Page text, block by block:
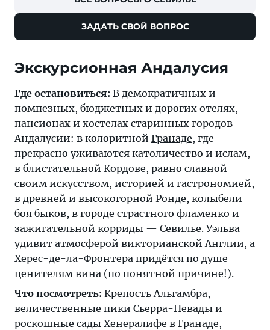
ЗАДАТЬ СВОЙ ВОПРОС
Экскурсионная Андалусия
Где остановиться: В демократичных и
помпезных, бюджетных и дорогих отелях,
пансионах и хостелах старинных городов
Андалусии: в колоритной Гранаде, где
прекрасно уживаются католичество и ислам,
в блистательной Кордове, равно славной
своим искусством, историей и гастрономией,
в древней и высокогорной Ронде, колыбели
боя быков, в городе страстного фламенко и
зажигательной корриды — Севилье. Уэльва
удивит атмосферой викторианской Англии, а
Херес-де-ла-Фронтера придётся по душе
ценителям вина (по понятной причине!).
Что посмотреть: Крепость Альгамбра,
величественные пики Сьерра-Невады и
роскошные сады Хенералифе в Гранаде,